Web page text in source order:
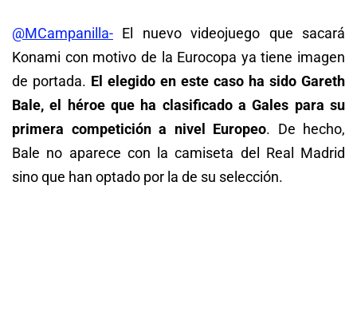
@MCampanilla- El nuevo videojuego que sacará
Konami con motivo de la Eurocopa ya tiene imagen
de portada. El elegido en este caso ha sido Gareth
Bale, el héroe que ha clasificado a Gales para su
primera competición a nivel Europeo. De hecho,
Bale no aparece con la camiseta del Real Madrid
sino que han optado por la de su selección.